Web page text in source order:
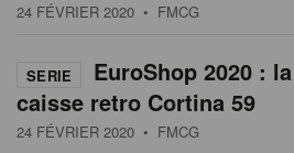
24 FÉVRIER 2020 • FMCG
SERIE
EuroShop 2020 : la
caisse retro Cortina 59
24 FÉVRIER 2020 • FMCG